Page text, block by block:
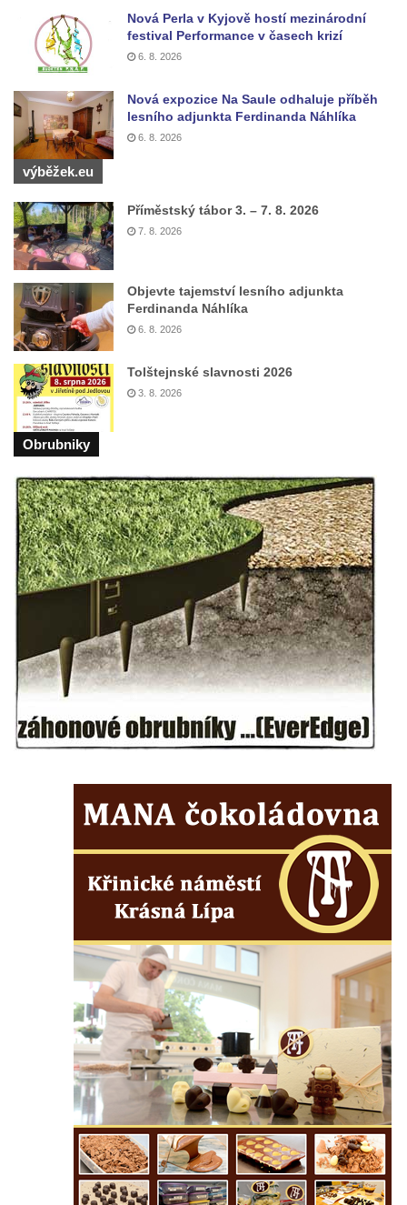
Kostel Panny Marie Pomocné s Ivanitskou
poustevnou v Teplicích nad Metují
Hřbitovní kaple/márnice na hřbitově v
Kostel svatého Vavřince v Teplicích nad
Metují
Hrobová kaple Johanna Nitsche na
Kaple Panny Marie Karmelské na Vlčí Hoře
Kostel svatého Bartoloměje v Teplicích
náměstí v Teplicích
Chrám Povýšení svatého Kříže na
Zámeckém náměstí v Teplicích
Výklenková kaple u vodojemu v severní
části Kozel
Kaple u kostela svatého Jakuba Většího
(Staršího) u Lahovic
Kostel svatého Jakuba Většího (Staršího) u
Lahovic
Kostel svatých Petra a Pavla v Želkovicích
Kaple Panny Marie Bolestné v Benešově
nad Ploučnicí
Kostel Narození Panny Marie v Benešově
nad Ploučnicí
Hrobová kaple Mattauschů na hřbitově v
Benešově nad Ploučnicí
Kostel svaté Anny v Tisé
Hrobka rodiny Rohn na hřbitově v
Tanvaldu
Kostel svatého Františka z Assisi v Tanvaldu
Riedlova hrobka v Desné
Kaple svaté Alžběty Durynské v Dolních
Márnice nového hřbitova ve Starých
Křečanech
Bývalá márnice u hřbitova v Dubé
Kostel Nalezení svatého Kříže v Dubé
Kostel Nanebevzetí Panny Marie v
Úněticích
Kostel svatého Klementa v Levém Hradci
Kostel Wang (Karpacz – Bierutowice,
Polsko)
Skalní kaple Nejsvětější Trojice u Česká
Nová Perla v Kyjově hostí mezinárodní
festival Performance v časech krizí
6. 8. 2026
Nová expozice Na Saule odhaluje příběh
lesního adjunkta Ferdinanda Náhlíka
6. 8. 2026
výběžek.eu
Příměstský tábor 3. – 7. 8. 2026
7. 8. 2026
Objevte tajemství lesního adjunkta
Ferdinanda Náhlíka
6. 8. 2026
Tolštejnské slavnosti 2026
3. 8. 2026
Obrubniky